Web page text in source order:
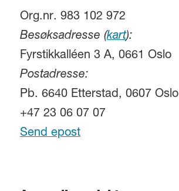
Org.nr. 983 102 972
Besøksadresse (kart):
Fyrstikkalléen 3 A, 0661 Oslo
Postadresse:
Pb. 6640 Etterstad, 0607 Oslo
+47 23 06 07 07
Send epost